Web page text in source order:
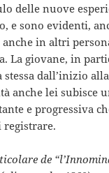
delle nuove
e sono evidenti,
in altri
La giovane, in
stessa dall’inizio
anche lei subisce
e progressiva
registrare.
de